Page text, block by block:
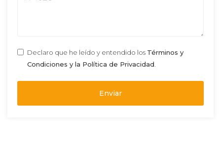
Declaro que he leído y entendido los Términos y
Condiciones y la Política de Privacidad
Enviar